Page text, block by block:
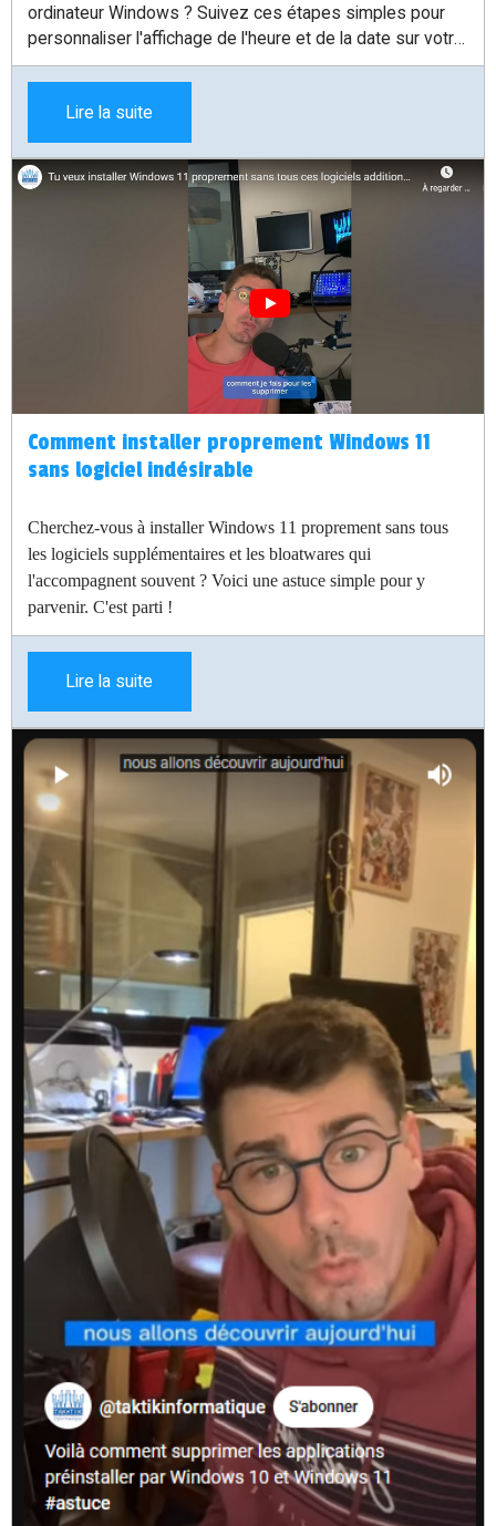
ordinateur Windows ? Suivez ces étapes simples pour
personnaliser l'affichage de l'heure et de la date sur votre
bureau.
Lire la suite
Comment installer proprement Windows 11
sans logiciel indésirable
Cherchez-vous à installer Windows 11 proprement sans tous
les logiciels supplémentaires et les bloatwares qui
l'accompagnent souvent ? Voici une astuce simple pour y
parvenir. C'est parti !
Lire la suite